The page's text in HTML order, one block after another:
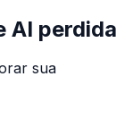
AI perdida
sua